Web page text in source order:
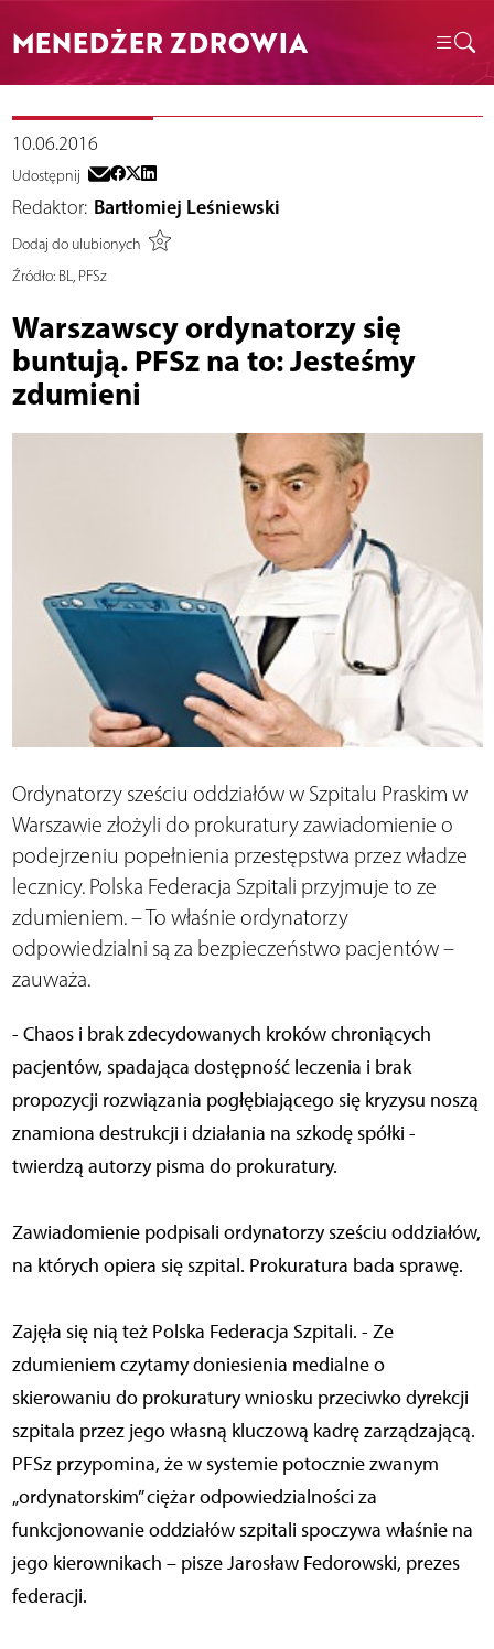
MENEDŻER ZDROWIA
10.06.2016
Udostępnij
Redaktor: Bartłomiej Leśniewski
Dodaj do ulubionych
Źródło:BL, PFSz
Warszawscy ordynatorzy się
buntują. PFSz na to: Jesteśmy
zdumieni
Ordynatorzy sześciu oddziałów w Szpitalu Praskim w
Warszawie złożyli do prokuratury zawiadomienie o
podejrzeniu popełnienia przestępstwa przez władze
lecznicy. Polska Federacja Szpitali przyjmuje to ze
zdumieniem. – To właśnie ordynatorzy
odpowiedzialni są za bezpieczeństwo pacjentów –
zauważa.
- Chaos i brak zdecydowanych kroków chroniących
pacjentów, spadająca dostępność leczenia i brak
propozycji rozwiązania pogłębiającego się kryzysu noszą
znamiona destrukcji i działania na szkodę spółki -
twierdzą autorzy pisma do prokuratury.
Zawiadomienie podpisali ordynatorzy sześciu oddziałów,
na których opiera się szpital. Prokuratura bada sprawę.
Zajęła się nią też Polska Federacja Szpitali. - Ze
zdumieniem czytamy doniesienia medialne o
skierowaniu do prokuratury wniosku przeciwko dyrekcji
szpitala przez jego własną kluczową kadrę zarządzającą.
PFSz przypomina, że w systemie potocznie zwanym
„ordynatorskim” ciężar odpowiedzialności za
funkcjonowanie oddziałów szpitali spoczywa właśnie na
jego kierownikach – pisze Jarosław Fedorowski, prezes
federacji.